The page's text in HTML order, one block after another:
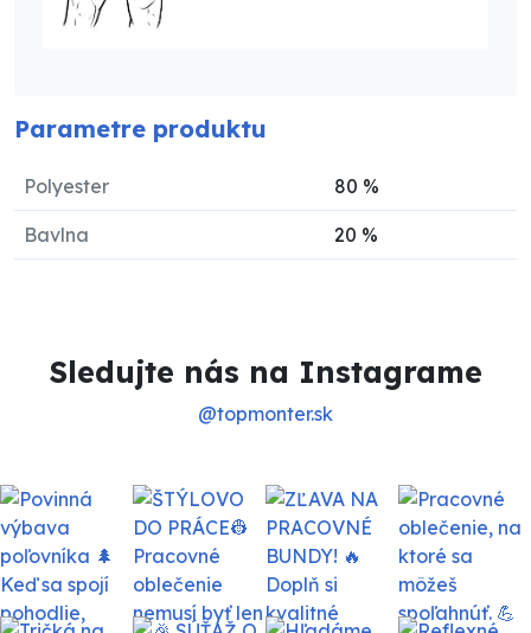
Parametre produktu
Polyester 80 %
Bavlna 20 %
Sledujte nás na Instagrame
@topmonter.sk